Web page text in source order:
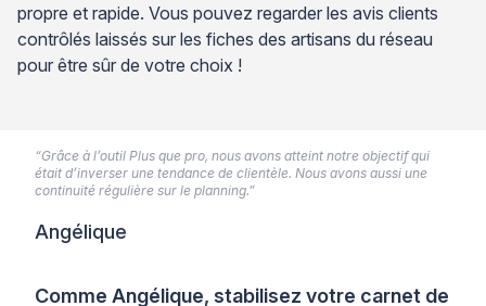
propre et rapide. Vous pouvez regarder les avis clients
contrôlés laissés sur les fiches des artisans du réseau
pour être sûr de votre choix !
Comme Angélique, stabilisez votre carnet de
“Grâce à l’outil Plus que pro, nous avons atteint notre objectif qui
était d’inverser une tendance de clientèle. Nous avons aussi une
continuité régulière sur le planning.”
Angélique